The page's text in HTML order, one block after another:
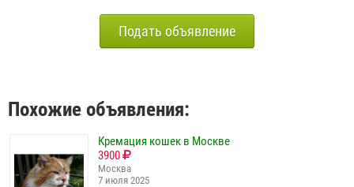
Подать объявление
Похожие объявления:
Кремация кошек в Москве
3900
Москва
7 июля 2025